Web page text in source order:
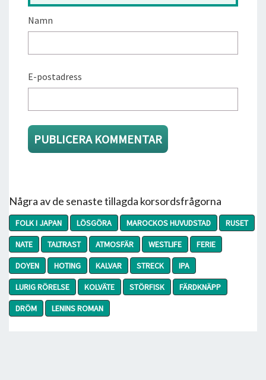
Namn
E-postadress
Några av de senaste tillagda korsordsfrågorna
FOLK I JAPAN LÖSGÖRA MAROCKOS HUVUDSTAD
RUSET
NATE
TALTRAST ATMOSFÄR WESTLIFE
FERIE
DOYEN
HOTING KALVAR STRECK
IPA
LURIG RÖRELSE
KOLVÄTE STÖRFISK
FÄRDKNÄPP
DRÖM
LENINS ROMAN